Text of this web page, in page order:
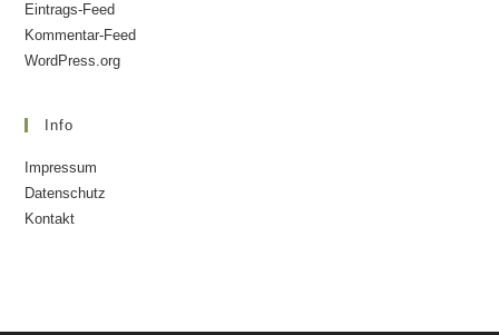
Eintrags-Feed
Kommentar-Feed
WordPress.org
Info
Impressum
Datenschutz
Kontakt